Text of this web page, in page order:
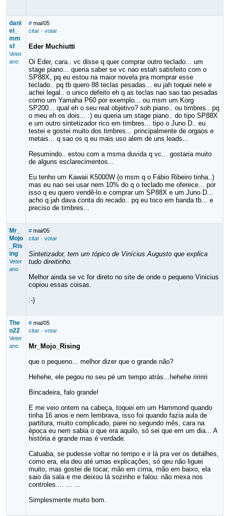
dani
el_
mm
sf
Veter
ano
# mai/05
citar· votar
Eder Muchiutti
Oi Eder, cara.. vc disse q quer comprar outro teclado... um
stage piano... queria saber se vc nao estah satisfeito com o
SP88X, pq eu estou na maior novela pra momprar esse
teclado.. pq tb quero 88 teclas pesadas... eu jah toquei nele e
achei legal.. o unico defeito eh q as teclas nao sao tao pesadas
como um Yamaha P60 por exemplo... ou msm um Korg
SP200... qual eh o seu real objetivo? soh piano.. ou timbres.. pq
o meu eh os dois... :) eu queria um stage piano.. do tipo SP88X
e um outro sintetizador rico em timbres... tipo o Juno D.. eu
testei e gostei muito dos timbres... principalmente de orgaos e
metais... q sao os q eu mais uso alem de uns leads...
Resumindo.. estou com a msma duvida q vc... gostaria muito
de alguns esclarecimentos...
Eu tenho um Kawaii K5000W (o msm q o Fábio Ribeiro tinha..)
mas eu nao sei usar nem 10% do q o teclado me oferece... por
isso q eu quero vendê-lo e comprar um SP88X e um Juno D...
acho q jah dava conta do recado.. pq eu toco em banda tb... e
preciso de timbres...
Mr_
Mojo
_Ris
ing
Veter
ano
# mai/05
citar· votar
Sintetizador, tem um tópico de Vinícius Augusto que explica
tudo direitinho.
Melhor ainda se vc for direto no site de onde o pequeno Vinicius
copiou essas coisas.
:-)
The
o22
Veter
ano
# mai/05
citar· votar
Mr_Mojo_Rising
que o pequeno... melhor dizer que o grande não?
Hehehe, ele pegou no seu pé um tempo atrás...hehehe riririri
Bincadeira, falo grande!
E me veio ontem na cabeça, toquei em um Hammond quando
tinha 16 anos e nem lembrava, isso foi quando fazia aula de
partitura, muito complicado, parei no segundo mês, cara na
época eu nem sabia o que era aquilo, só sei que em um dia... A
história é grande mas é verdade.
Catuaba, se pudesse voltar no tempo e ir lá pra ver os detalhes,
como era, ela deu até umas explicações, só qeu não liguei
muito, mas gostei de tocar, mão em cima, mão em baixo, ela
saio da sala e me deixou lá sozinho e falou: não mexa nos
controles.... ... ...
Simplesmente muito bom.